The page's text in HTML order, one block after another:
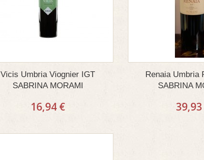
Vicis Umbria Viognier IGT
SABRINA MORAMI
16,94 €
Renaia Umbria
SABRINA